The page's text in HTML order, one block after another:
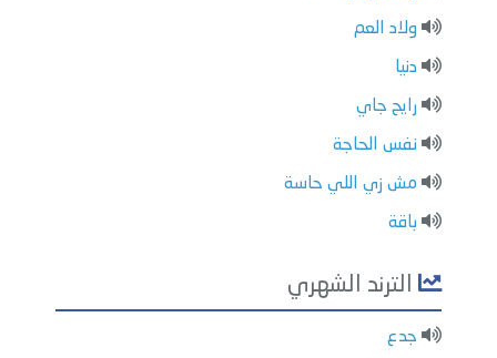
ولاد العم
دنيا
رايح جاي
نفس الحاجة
مش زي اللي حاسة
باقة
الترند الشهري
جدع